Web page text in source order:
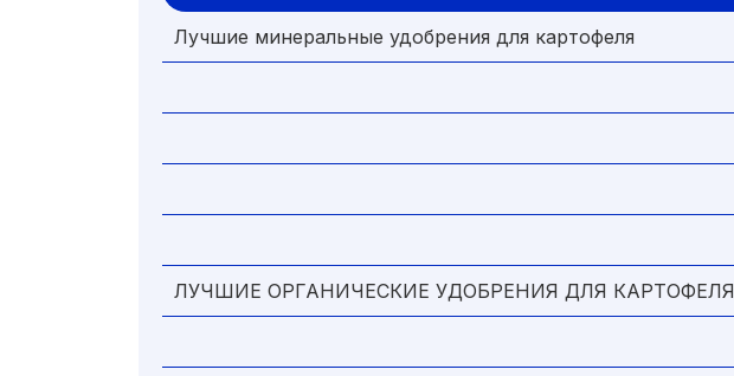
Лучшие минеральные удобрения для картофеля
ЛУЧШИЕ ОРГАНИЧЕСКИЕ УДОБРЕНИЯ ДЛЯ КАРТОФЕЛЯ